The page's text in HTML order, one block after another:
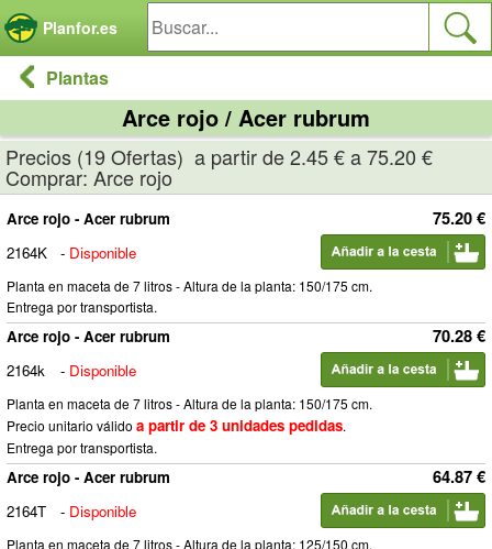
Planfor.es
Plantas
Arce rojo / Acer rubrum
Precios (19 Ofertas) a partir de 2.45 € a 75.20 €
Comprar: Arce rojo
75.20 €
Arce rojo - Acer rubrum
2164K
- Disponible
Planta en maceta de 7 litros - Altura de la planta: 150/175 cm.
Entrega por transportista.
70.28 €
Arce rojo - Acer rubrum
2164k
- Disponible
Planta en maceta de 7 litros - Altura de la planta: 150/175 cm.
Precio unitario válido a partir de 3 unidades pedidas.
Entrega por transportista.
64.87 €
Arce rojo - Acer rubrum
2164T
- Disponible
Planta en maceta de 7 litros - Altura de la planta: 125/150 cm.
Panel de gestión de cookies